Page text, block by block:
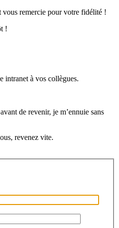
vous remercie pour votre fidélité !
!
intranet à vos collègues.
de revenir, je m’ennuie sans
revenez vite.